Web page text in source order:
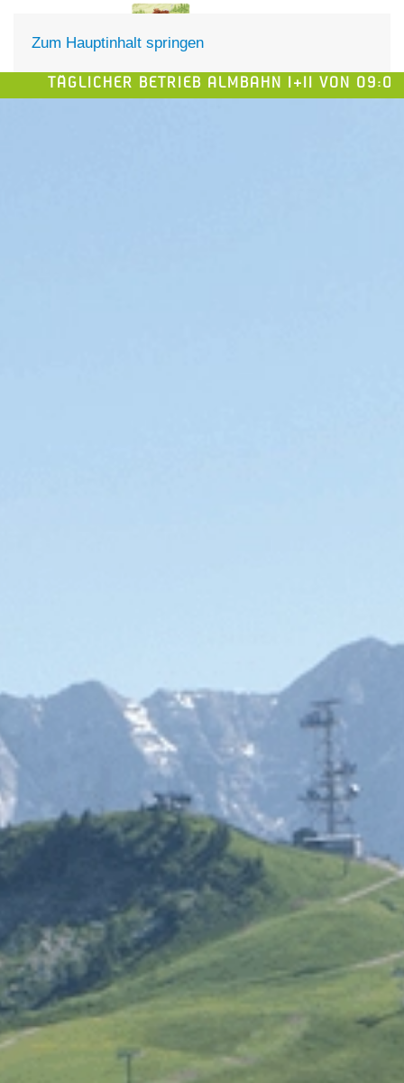
Zum Hauptinhalt springenDE
BETRIEB ALMBAHN I+II VON 09:00-17:00